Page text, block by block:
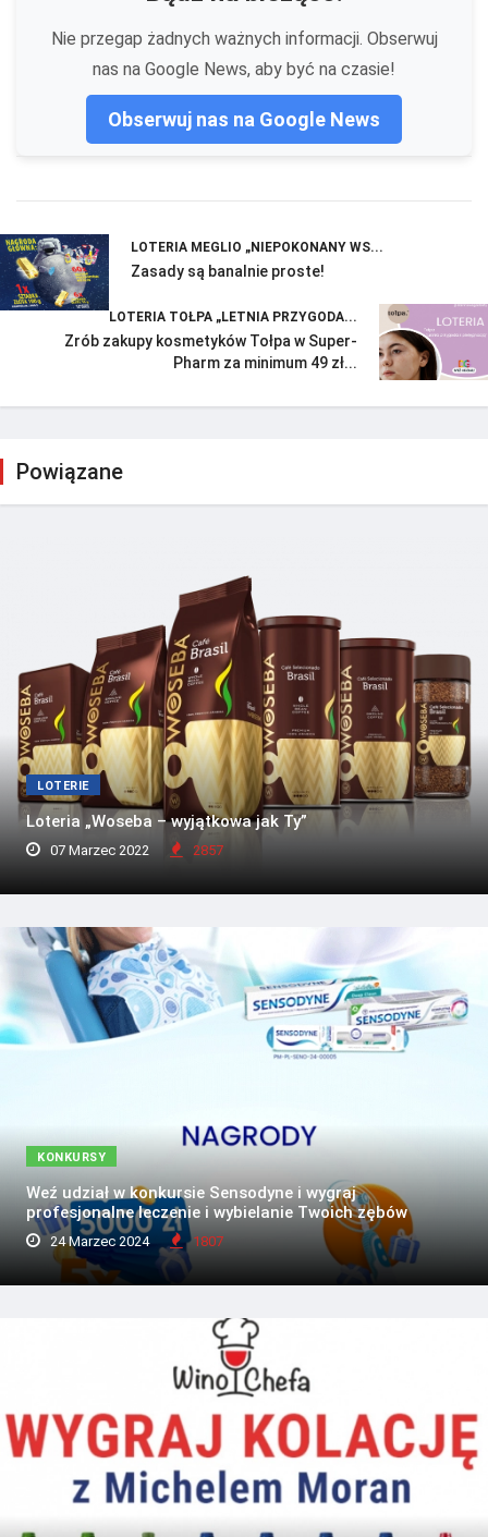
Nie przegap żadnych ważnych informacji. Obserwuj
nas na Google News, aby być na czasie!
Obserwuj nas na Google News
LOTERIA MEGLIO „NIEPOKONANY WS...
Zasady są banalnie proste!
LOTERIA TOŁPA „LETNIA PRZYGODA...
Zrób zakupy kosmetyków Tołpa w Super-
Pharm za minimum 49 zł...
Powiązane
LOTERIE
Loteria „Woseba – wyjątkowa jak Ty”
07 Marzec 2022 2857
KONKURSY
Weź udział w konkursie Sensodyne i wygraj
profesjonalne leczenie i wybielanie Twoich zębów
24 Marzec 2024 1807